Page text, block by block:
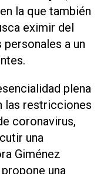
la que también
eximir del
a un
plena
las restricciones
coronavirus,
una
Giménez
una